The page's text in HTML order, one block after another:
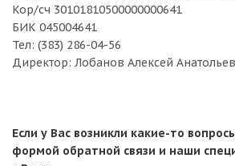
Кор/сч 30101810500000000641
БИК 045004641
Тел: (383) 286-04-56
Директор: Лобанов Алексей
Если у Вас возникли какие-то
формой обратной связи и наши